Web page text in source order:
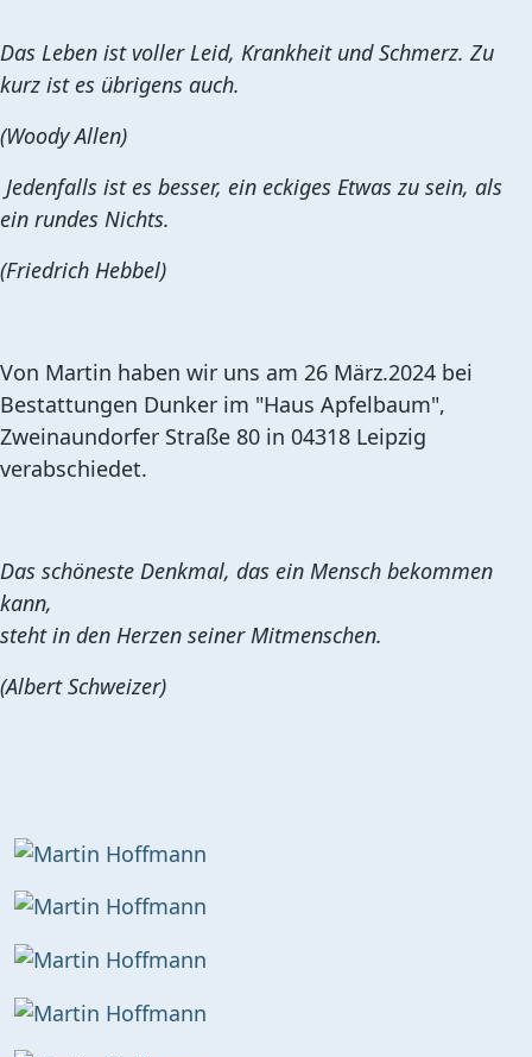
Das Leben ist voller Leid, Krankheit und Schmerz. Zu
kurz ist es übrigens auch.
(Woody Allen)
Jedenfalls ist es besser, ein eckiges Etwas zu sein, als
ein rundes Nichts.
(Friedrich Hebbel)
Von Martin haben wir uns am 26 März.2024 bei
Bestattungen Dunker im "Haus Apfelbaum",
Zweinaundorfer Straße 80 in 04318 Leipzig
verabschiedet.
Das schöneste Denkmal, das ein Mensch bekommen
kann,
steht in den Herzen seiner Mitmenschen.
(Albert Schweizer)